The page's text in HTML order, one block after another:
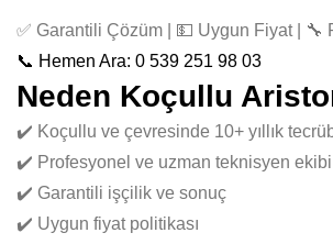
✅ Garantili Çözüm | 💵 Uygun Fiyat |
📞 Hemen Ara: 0 539 251 98 03
Neden Koçullu
✔️ Koçullu ve çevresinde 10+ yıllık
✔️ Profesyonel ve uzman teknisyen ekibi
✔️ Garantili işçilik ve sonuç
✔️ Uygun fiyat politikası